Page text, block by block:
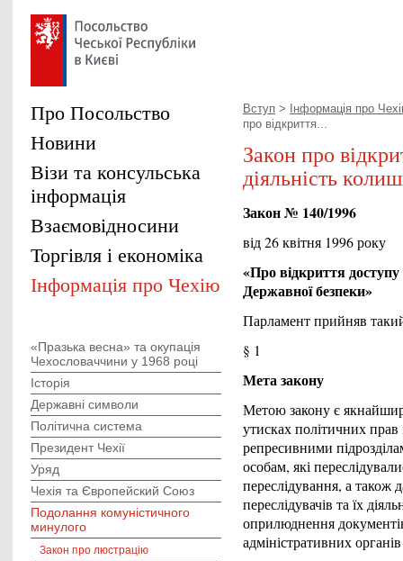
Вступ >
Інформація про
про відкриття...
Закон про
діяльність
Закон № 140/1996
від 26 квітня 1996 року
«Про відкриття доступу
Державної безпеки»
Парламент прийняв
§ 1
Мета закону
Метою закону є
утисках політичних
репресивними
особам, які
переслідування, а
переслідувачів та їх
оприлюднення
адміністративних
Про Посольство
Новини
Візи та консульська
інформація
Взаємовідносини
Торгівля і економіка
Інформація про Чехію
«Празька весна» та окупація
Чехословаччини у 1968 році
Історія
Державні символи
Політична система
Президент Чехії
Уряд
Чехія та Європейский Союз
Подолання комуністичного
минулого
Закон про люстрацію